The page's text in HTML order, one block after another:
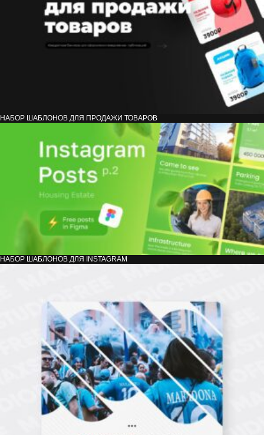
НАБОР ШАБЛОНОВ ДЛЯ ПРОДАЖИ ТОВАРОВ
НАБОР ШАБЛОНОВ ДЛЯ INSTAGRAM